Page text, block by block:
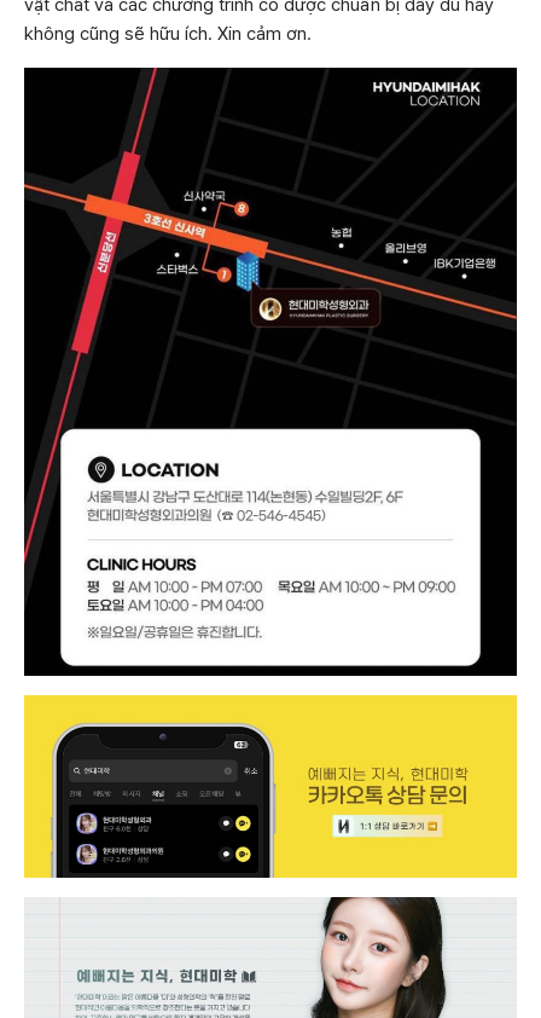
vật chất và các chương trình có được chuẩn bị đầy đủ hay
không cũng sẽ hữu ích. Xin cảm ơn.